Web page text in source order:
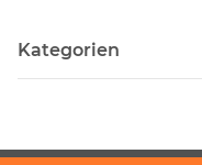
Kategorien